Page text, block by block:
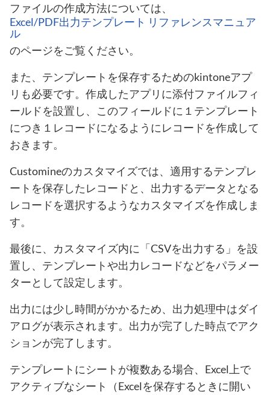
ファイルの作成方法については、
Excel/PDF出力テンプレート リファレンスマニュア
ル
のページをご覧ください。
また、テンプレートを保存するためのkintoneアプ
リも必要です。作成したアプリに添付ファイルフィ
ールドを設置し、このフィールドに１テンプレート
につき１レコードになるようにレコードを作成して
おきます。
Customineのカスタマイズでは、適用するテンプレ
ートを保存したレコードと、出力するデータとなる
レコードを選択するようなカスタマイズを作成しま
す。
最後に、カスタマイズ内に「CSVを出力する」を設
置し、テンプレートや出力レコードなどをパラメー
ターとして設定します。
出力には少し時間がかかるため、出力処理中はダイ
アログが表示されます。出力が完了した時点でアク
ションが完了します。
テンプレートにシートが複数ある場合、Excel上で
アクティブなシート（Excelを保存するときに開い